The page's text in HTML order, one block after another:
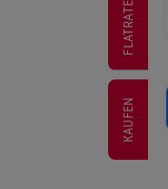
FLATRATE
KAUFEN